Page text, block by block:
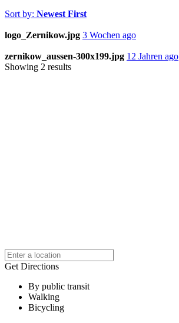
Sort by: Newest First
logo_Zernikow.jpg 3 Wochen ago
zernikow_aussen-300x199.jpg 12 Jahren ago
Showing 2 results
Get Directions
By public transit
Walking
Bicycling